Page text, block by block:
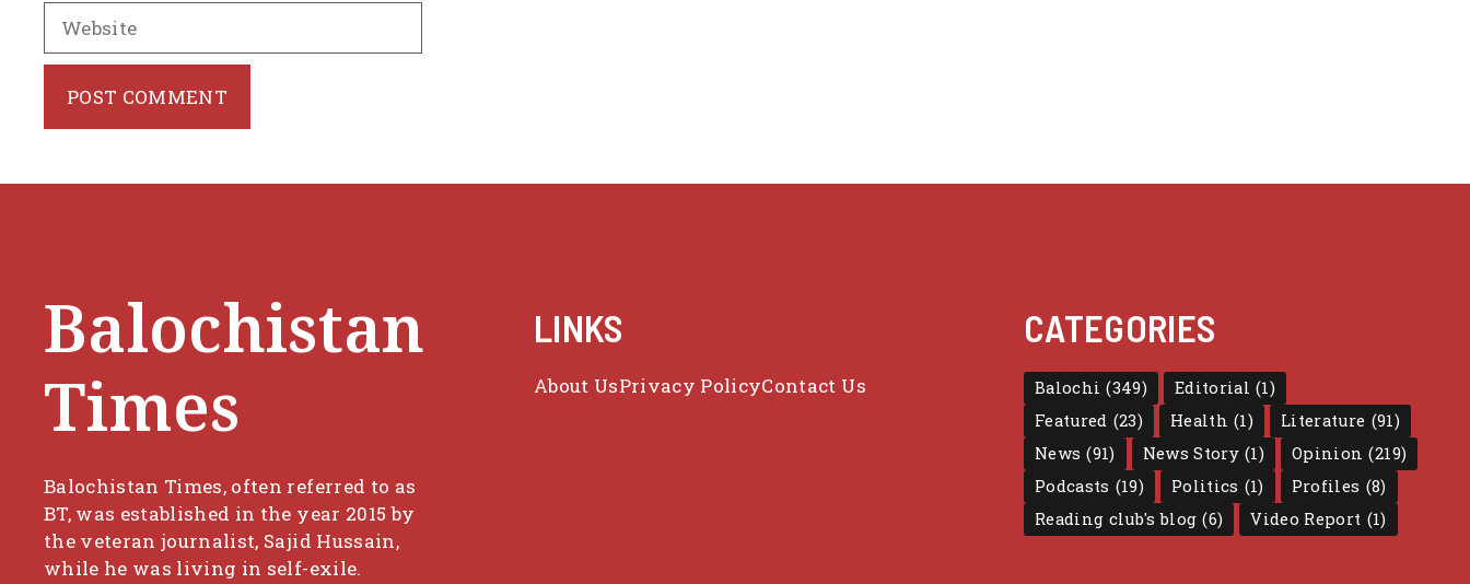
Website
Balochistan
Times
Balochistan Times, often referred to as
BT, was established in the year 2015 by
the veteran journalist, Sajid Hussain,
while he was living in self-exile.
LINKS
About UsPrivacy PolicyContact Us
CATEGORIES
Balochi (349) Editorial (1)
Featured (23) Health (1) Literature (91)
News (91) News Story (1) Opinion (219)
Podcasts (19) Politics (1) Profiles (8)
Reading club's blog (6) Video Report (1)